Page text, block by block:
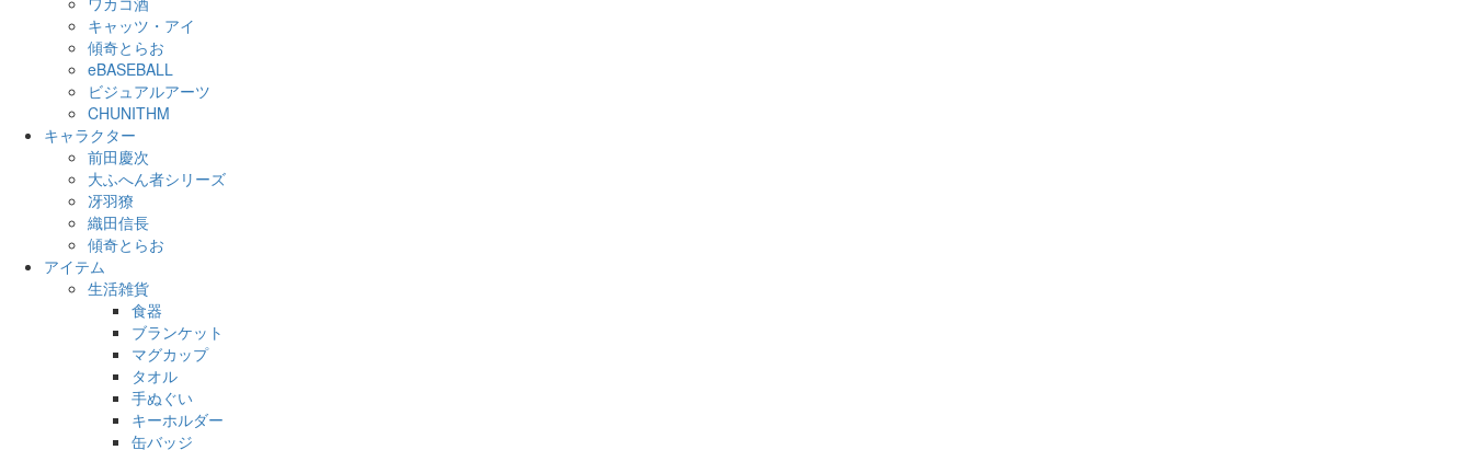
キャッツ・アイ
傾奇とらお
eBASEBALL
ビジュアルアーツ
CHUNITHM
キャラクター
前田慶次
大ふへん者シリーズ
冴羽獠
織田信長
傾奇とらお
アイテム
生活雑貨
食器
ブランケット
マグカップ
タオル
手ぬぐい
キーホルダー
缶バッジ